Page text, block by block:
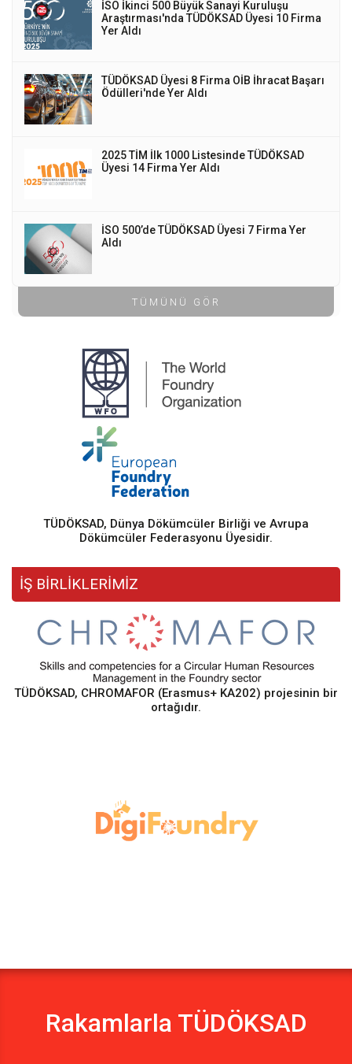
İSO İkinci 500 Büyük Sanayi Kuruluşu
Araştırması'nda TÜDÖKSAD Üyesi 10 Firma
Yer Aldı
TÜDÖKSAD Üyesi 8 Firma OİB İhracat Başarı
Ödülleri'nde Yer Aldı
2025 TİM İlk 1000 Listesinde TÜDÖKSAD
Üyesi 14 Firma Yer Aldı
İSO 500’de TÜDÖKSAD Üyesi 7 Firma Yer
Aldı
TÜMÜNÜ GÖR
TÜDÖKSAD, Dünya Dökümcüler Birliği ve Avrupa
Dökümcüler Federasyonu Üyesidir.
İŞ BİRLİKLERİMİZ
TÜDÖKSAD, CHROMAFOR (Erasmus+ KA202) projesinin bir
ortağıdır.
Rakamlarla TÜDÖKSAD